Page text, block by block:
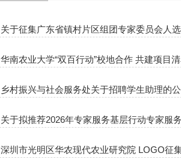
关于征集广东省镇村片区组团专家委员会人
华南农业大学“双百行动”校地合作 共建项目清
乡村振兴与社会服务处关于招聘学生助理的
关于拟推荐2026年专家服务基层行动专家服
深圳市光明区华农现代农业研究院 LOGO征